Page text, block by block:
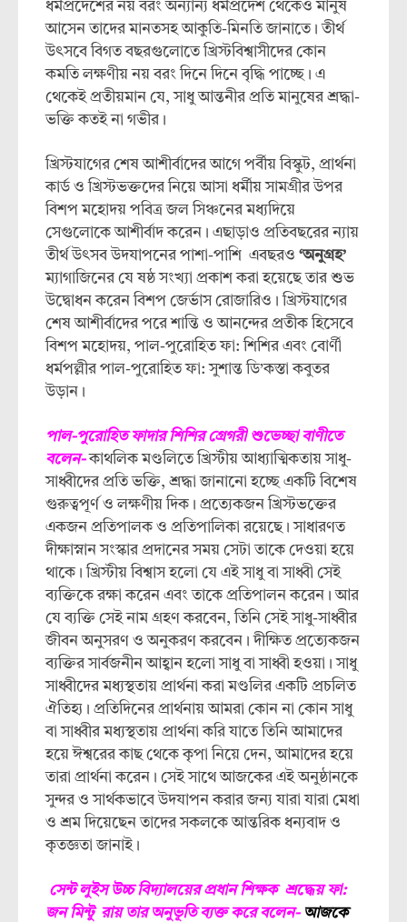
ধর্মপ্রদেশের নয় বরং অন্যান্য ধর্মপ্রদেশ থেকেও মানুষ
আসেন তাদের মানতসহ আকুতি-মিনতি জানাতে। তীর্থ
উৎসবে বিগত বছরগুলোতে খ্রিস্টবিশ্বাসীদের কোন
কমতি লক্ষণীয় নয় বরং দিনে দিনে বৃদ্ধি পাচ্ছে। এ
থেকেই প্রতীয়মান যে, সাধু আন্তনীর প্রতি মানুষের শ্রদ্ধা-
ভক্তি কতই না গভীর।
খ্রিস্টযাগের শেষ আশীর্বাদের আগে পর্বীয় বিস্কুট, প্রার্থনা
কার্ড ও খ্রিস্টভক্তদের নিয়ে আসা ধর্মীয় সামগ্রীর উপর
বিশপ মহোদয় পবিত্র জল সিঞ্চনের মধ্যদিয়ে
সেগুলোকে আশীর্বাদ করেন। এছাড়াও প্রতিবছরের ন্যায়
তীর্থ উৎসব উদযাপনের পাশা-পাশি এবছরও ‘অনুগ্রহ’
ম্যাগাজিনের যে ষষ্ঠ সংখ্যা প্রকাশ করা হয়েছে তার শুভ
উদ্বোধন করেন বিশপ জের্ভাস রোজারিও। খ্রিস্টযাগের
শেষ আশীর্বাদের পরে শান্তি ও আনন্দের প্রতীক হিসেবে
বিশপ মহোদয়, পাল-পুরোহিত ফা: শিশির এবং বোর্ণী
ধর্মপল্লীর পাল-পুরোহিত ফা: সুশান্ত ডি’কস্তা কবুতর
উড়ান।
পাল-পুরোহিত ফাদার শিশির গ্রেগরী শুভেচ্ছা বাণীতে
বলেন-কাথলিক মণ্ডলিতে খ্রিস্টীয় আধ্যাত্মিকতায় সাধু-
সাধ্বীদের প্রতি ভক্তি, শ্রদ্ধা জানানো হচ্ছে একটি বিশেষ
গুরুত্বপূর্ণ ও লক্ষণীয় দিক। প্রত্যেকজন খ্রিস্টভক্তের
একজন প্রতিপালক ও প্রতিপালিকা রয়েছে। সাধারণত
দীক্ষাস্নান সংস্কার প্রদানের সময় সেটা তাকে দেওয়া হয়ে
থাকে। খ্রিস্টীয় বিশ্বাস হলো যে এই সাধু বা সাধ্বী সেই
ব্যক্তিকে রক্ষা করেন এবং তাকে প্রতিপালন করেন। আর
যে ব্যক্তি সেই নাম গ্রহণ করবেন, তিনি সেই সাধু-সাধ্বীর
জীবন অনুসরণ ও অনুকরণ করবেন। দীক্ষিত প্রত্যেকজন
ব্যক্তির সার্বজনীন আহ্বান হলো সাধু বা সাধ্বী হওয়া। সাধু
সাধ্বীদের মধ্যস্থতায় প্রার্থনা করা মণ্ডলির একটি প্রচলিত
ঐতিহ্য। প্রতিদিনের প্রার্থনায় আমরা কোন না কোন সাধু
বা সাধ্বীর মধ্যস্থতায় প্রার্থনা করি যাতে তিনি আমাদের
হয়ে ঈশ্বরের কাছ থেকে কৃপা নিয়ে দেন, আমাদের হয়ে
তারা প্রার্থনা করেন। সেই সাথে আজকের এই অনুষ্ঠানকে
সুন্দর ও সার্থকভাবে উদযাপন করার জন্য যারা যারা মেধা
ও শ্রম দিয়েছেন তাদের সকলকে আন্তরিক ধন্যবাদ ও
কৃতজ্ঞতা জানাই।
সেন্ট ‍লুইস উচ্চ বিদ্যালয়ের প্রধান শিক্ষক শ্রদ্ধেয় ফা:
জন মিন্টু রায় তার অনুভূতি ব্যক্ত করে বলেন- আজকে